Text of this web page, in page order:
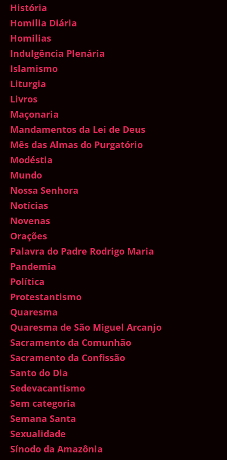
História
Homilia Diária
Homilias
Indulgência Plenária
Islamismo
Liturgia
Livros
Maçonaria
Mandamentos da Lei de Deus
Mês das Almas do Purgatório
Modéstia
Mundo
Nossa Senhora
Notícias
Novenas
Orações
Palavra do Padre Rodrigo Maria
Pandemia
Política
Protestantismo
Quaresma
Quaresma de São Miguel Arcanjo
Sacramento da Comunhão
Sacramento da Confissão
Santo do Dia
Sedevacantismo
Sem categoria
Semana Santa
Sexualidade
Sínodo da Amazônia